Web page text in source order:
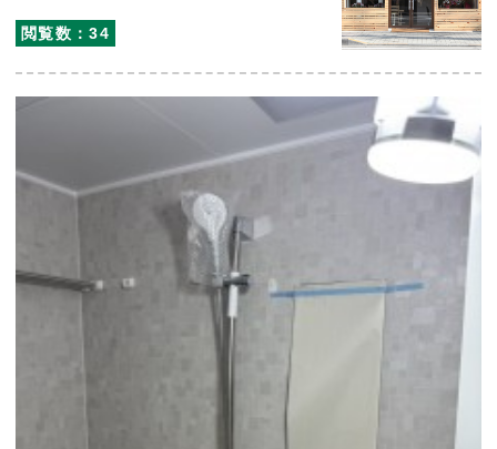
閲覧数：34